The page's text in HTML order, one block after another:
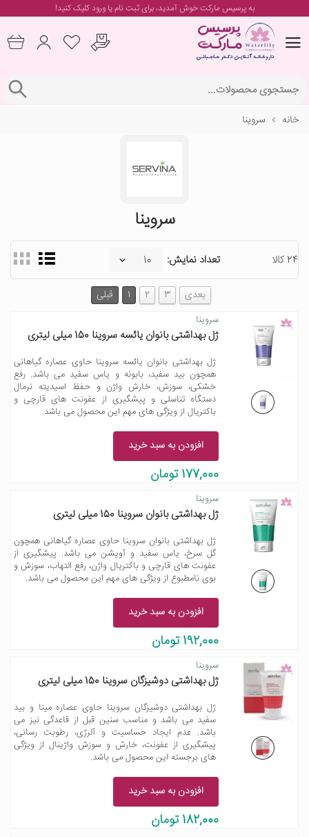
به پرسیس مارکت خوش آمدید، برایثبت نام یا ورودکلیک کنید!
خانه سروینا
سروینا
24 کالا تعداد نمایش:
قبلی 1 2 3 بعدی
سروینا
ژل بهداشتی بانوان یائسه سروینا 150 میلی لیتری
ژل بهداشتی بانوان یائسه سروینا حاوی عصاره گیاهانی
همچون بید سفید، بابونه و یاس سفید می باشد. رفع
خشکی، سوزش، خارش واژن و حفظ اسیدیته نرمال
دستگاه تناسلی و پیشگیری از عفونت های قارچی و
باکتریال از ویژگی های مهم این محصول می باشد.
افزودن به سبد خرید
177,000 تومان
سروینا
ژل بهداشتی بانوان سروینا 150 میلی لیتری
ژل بهداشتی بانوان سروینا حاوی عصاره گیاهانی همچون
گل سرخ، یاس سفید و آویشن می باشد. پیشگیری از
عفونت های قارچی و باکتریال واژن، رفع التهاب، سوزش و
بوی نامطبوع از ویژگی های مهم این محصول می باشد.
افزودن به سبد خرید
192,000 تومان
سروینا
ژل بهداشتی دوشیزگان سروینا 150 میلی لیتری
ژل بهداشتی دوشیزگان سروینا حاوی عصاره مینا و بید
سفید می باشد و مناسب سنین قبل از قاعدگی نیز می
باشد. عدم ایجاد حساسیت و آلرژی، رطوبت رسانی،
پیشگیری از عفونت، خارش و سوزش واژینال از ویژگی
های برجسته این محصول می باشد.
افزودن به سبد خرید
182,000 تومان